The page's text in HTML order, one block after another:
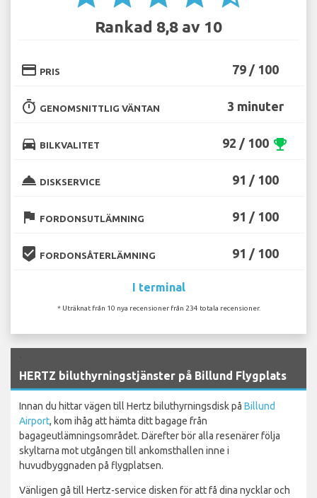
Rankad 8,8 av 10
credit_card PRIS 79 / 100
timer GENOMSNITTLIG VÄNTAN 3 minuter
directions_car BILKVALITET 92 / 100 emoji_events
room_service DISKSERVICE 91 / 100
flag FORDONSUTLÄMNING 91 / 100
beenhere FORDONSÅTERLÄMNING 91 / 100
I terminal
* Uträknat från 10 nya recensioner från 234 totala recensioner.
HERTZ biluthyrningstjänster på Billund Flygplats
Innan du hittar vägen till Hertz biluthyrningsdisk på Billund
Airport, kom ihåg att hämta ditt bagage från
bagageutlämningsområdet. Därefter bör alla resenärer följa
skyltarna mot utgången till ankomsthallen inne i
huvudbyggnaden på flygplatsen.
Vänligen gå till Hertz-service disken för att få dina nycklar och